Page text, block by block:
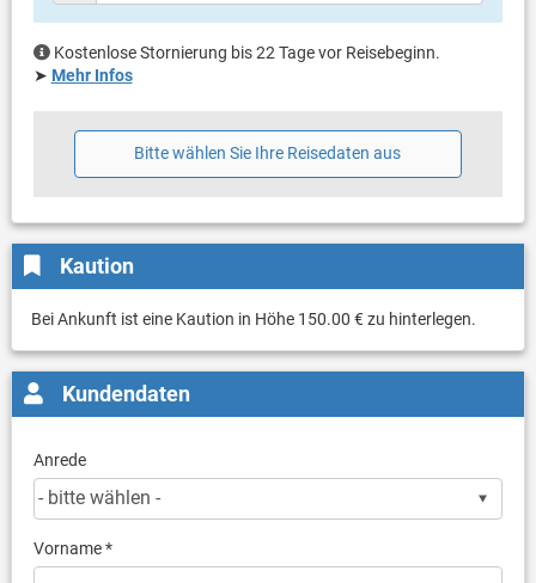
Kostenlose Stornierung bis 22 Tage vor Reisebeginn.
➤ Mehr Infos
Bitte wählen Sie Ihre Reisedaten aus
Kaution
Bei Ankunft ist eine Kaution in Höhe 150.00 € zu hinterlegen.
Kundendaten
Anrede
Vorname *